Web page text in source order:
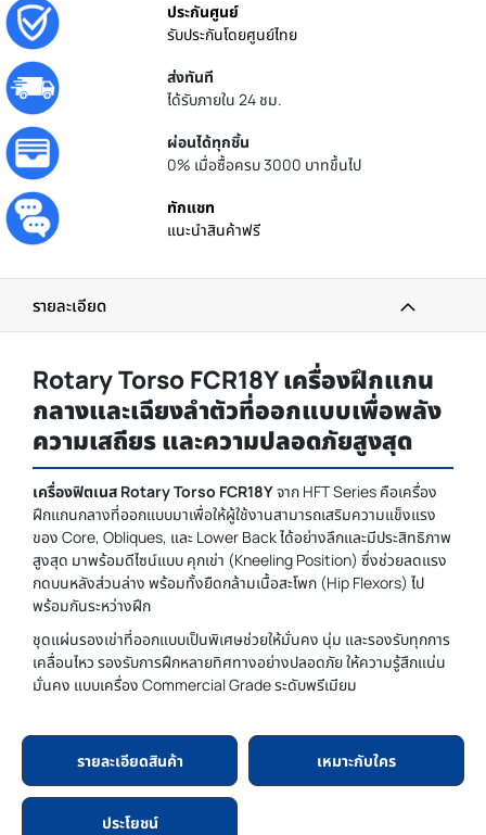
ประกันศูนย์
รับประกันโดยศูนย์ไทย
ส่งทันที
ได้รับภายใน 24 ชม.
ผ่อนได้ทุกชิ้น
0% เมื่อซื้อครบ 3000 บาทขึ้นไป
ทักแชท
แนะนำสินค้าฟรี
รายละเอียด
Rotary Torso FCR18Y เครื่องฝึกแกน
กลางและเฉียงลำตัวที่ออกแบบเพื่อพลัง
ความเสถียร และความปลอดภัยสูงสุด
เครื่องฟิตเนส Rotary Torso FCR18Yจาก HFT Series คือเครื่อง
ฝึกแกนกลางที่ออกแบบมาเพื่อให้ผู้ใช้งานสามารถเสริมความแข็งแรง
ของ Core, Obliques, และ Lower Back ได้อย่างลึกและมีประสิทธิภาพ
สูงสุด มาพร้อมดีไซน์แบบ คุกเข่า (Kneeling Position) ซึ่งช่วยลดแรง
กดบนหลังส่วนล่าง พร้อมทั้งยืดกล้ามเนื้อสะโพก (Hip Flexors) ไป
พร้อมกันระหว่างฝึก
ชุดแผ่นรองเข่าที่ออกแบบเป็นพิเศษช่วยให้มั่นคง นุ่ม และรองรับทุกการ
เคลื่อนไหว รองรับการฝึกหลายทิศทางอย่างปลอดภัย ให้ความรู้สึกแน่น
มั่นคง แบบเครื่อง Commercial Grade ระดับพรีเมียม
รายละเอียดสินค้า เหมาะกับใคร
ประโยชน์